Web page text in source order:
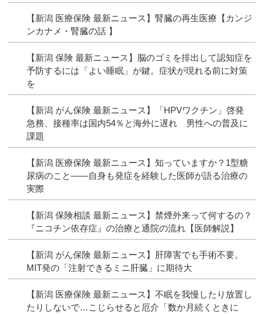
【新潟 医療保険 最新ニュース】腎臓の再生医療【カンジ
ンカナメ・腎臓の話 】
【新潟 保険 最新ニュース】脳のゴミを排出して認知症を
予防するには「よい睡眠」が鍵。症状が現れる前に対策
を
【新潟 がん保険 最新ニュース】「HPVワクチン」啓発
急務、接種率は国内54％と海外に遅れ 男性への普及に
課題
【新潟 医療保険 最新ニュース】知っていますか？1型糖
尿病のこと――自身も発症を経験した医師が語る治療の
実際
【新潟 保険相談 最新ニュース】禁煙外来って何するの？
『ニコチン依存症』の治療と通院の流れ【医師解説】
【新潟 がん保険 最新ニュース】肝障害でも手術不要。
MIT発の「注射できるミニ肝臓」に期待大
【新潟 医療保険 最新ニュース】不眠を我慢したり放置し
たりしないで…こじらせると厄介「数か月続くときに